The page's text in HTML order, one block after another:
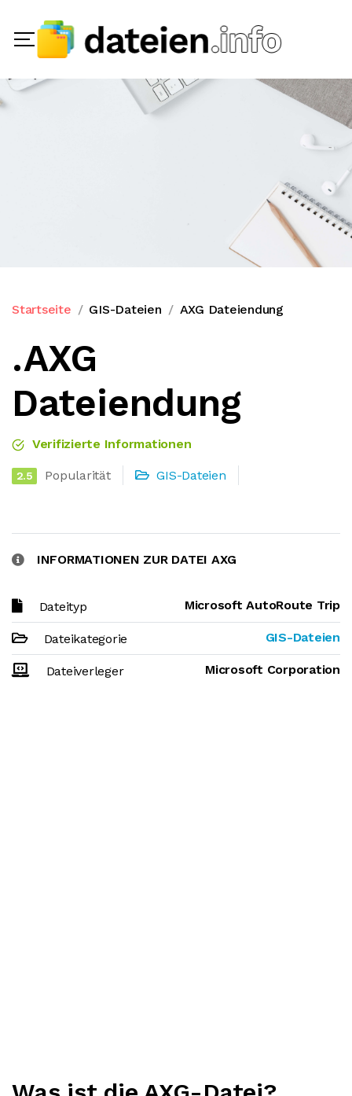
Startseite GIS-Dateien AXG Dateiendung
.AXG
Dateiendung
Verifizierte Informationen
2.5 Popularität GIS-Dateien
INFORMATIONEN ZUR DATEI AXG
Dateityp Microsoft AutoRoute Trip
Dateikategorie GIS-Dateien
Dateiverleger Microsoft Corporation